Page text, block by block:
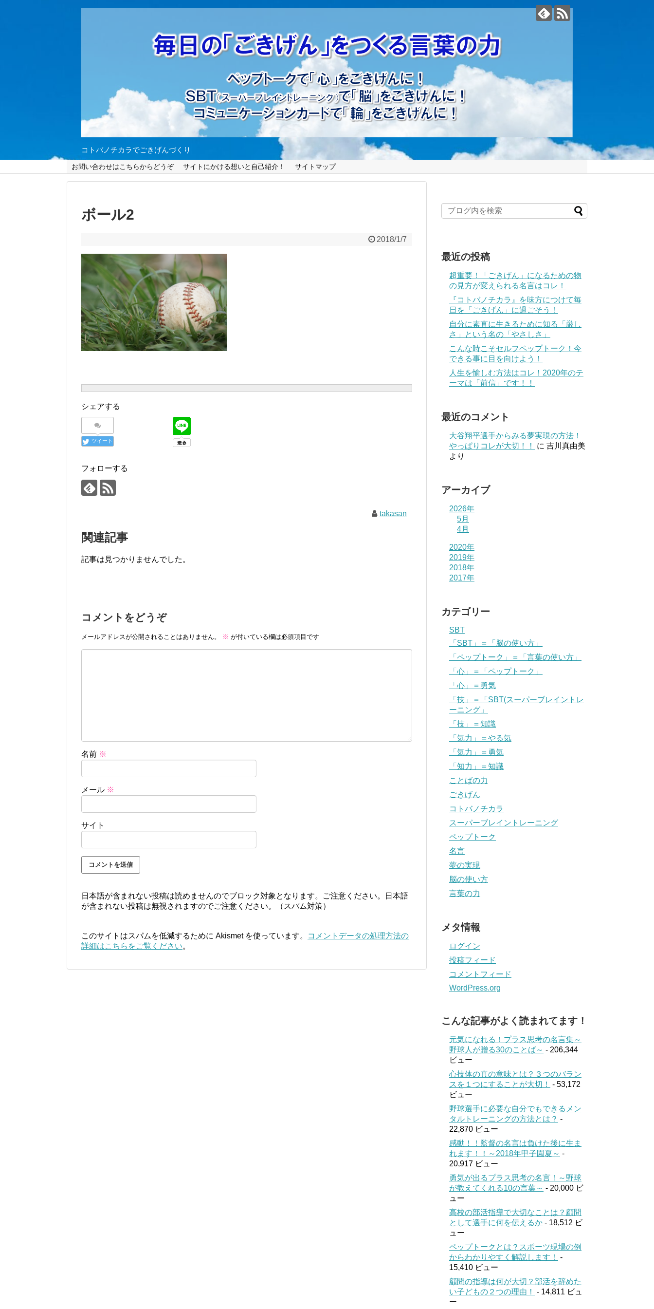
コトバノチカラでごきげんづくり
お問い合わせはこちらからどうぞ サイトにかける想いと自己紹介！ サイトマップ
ボール2
2018/1/7
シェアする
ツイート
フォローする
takasan
関連記事
記事は見つかりませんでした。
コメントをどうぞ
メールアドレスが公開されることはありません。 ※ が付いている欄は必須項目です
名前 ※
メール ※
サイト
日本語が含まれない投稿は読めませんのでブロック対象となります。ご注意ください。日本語
が含まれない投稿は無視されますのでご注意ください。（スパム対策）
このサイトはスパムを低減するために Akismet を使っています。
コメントデータの処理方法の
詳細はこちらをご覧ください。
最近の投稿
超重要！「ごきげん」になるための物
の見方が変えられる名言はコレ！
『コトバノチカラ』を味方につけて毎
日を「ごきげん」に過ごそう！
自分に素直に生きるために知る「厳し
さ」という名の「やさしさ」
こんな時こそセルフペップトーク！今
できる事に目を向けよう！
人生を愉しむ方法はコレ！2020年のテ
ーマは「前信」です！！
最近のコメント
大谷翔平選手からみる夢実現の方法！
やっぱりコレが大切！！
に 吉川真由美
より
アーカイブ
2026年
5月
4月
2020年
2019年
2018年
2017年
カテゴリー
SBT
「SBT」＝「脳の使い方」
「ペップトーク」＝「言葉の使い方」
「心」＝「ペップトーク」
「心」＝勇気
「技」＝「SBT(スーパーブレイントレ
ーニング」
「技」＝知識
「気力」＝やる気
「気力」＝勇気
「知力」＝知識
ことばの力
ごきげん
コトバノチカラ
スーパーブレイントレーニング
ペップトーク
名言
夢の実現
脳の使い方
言葉の力
メタ情報
ログイン
投稿フィード
コメントフィード
WordPress.org
こんな記事がよく読まれてます！
元気になれる！プラス思考の名言集～
野球人が贈る30のことば～ - 206,344
ビュー
心技体の真の意味とは？３つのバラン
スを１つにすることが大切！
- 53,172
ビュー
野球選手に必要な自分でもできるメン
タルトレーニングの方法とは？ -
22,870 ビュー
感動！！監督の名言は負けた後に生ま
れます！！～2018年甲子園夏～ -
20,917 ビュー
勇気が出るプラス思考の名言！～野球
が教えてくれる10の言葉～ - 20,000 ビ
ュー
高校の部活指導で大切なことは？顧問
として選手に何を伝えるか - 18,512 ビ
ュー
ペップトークとは？スポーツ現場の例
からわかりやすく解説します！
-
15,410 ビュー
顧問の指導は何が大切？部活を辞めた
い子どもの２つの理由！
- 14,811 ビュ
ー